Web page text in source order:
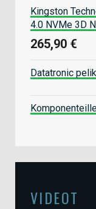
Kingston
4.0 NVMe 3D
265,90 €
Datatronic
VIDEOT